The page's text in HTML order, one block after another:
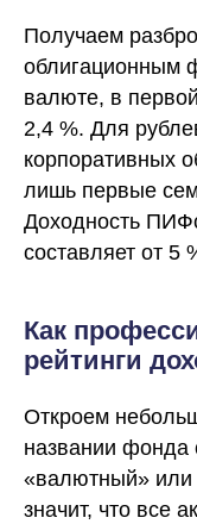
Получаем
облигационным
валюте, в
2,4 %. Для
корпоративных
лишь первые
Доходность
составляет от 5
Как
рейтинги
Откроем
названии фонда
«валютный» или
значит, что все